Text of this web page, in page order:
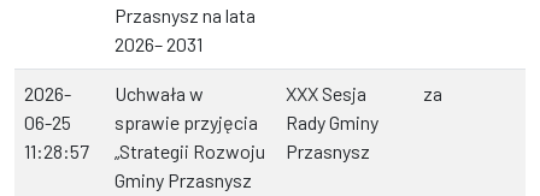
Przasnysz na lata
2026– 2031
2026-
06-25
11:28:57
Uchwała w
sprawie przyjęcia
„Strategii Rozwoju
Gminy Przasnysz
XXX Sesja
Rady Gminy
Przasnysz
za